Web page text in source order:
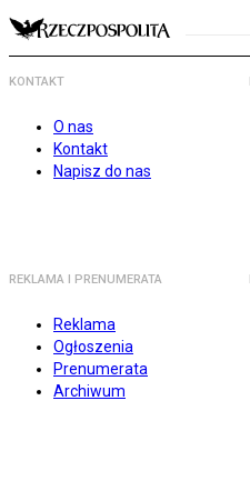
KONTAKT
O nas
Kontakt
Napisz do nas
REKLAMA I PRENUMERATA
Reklama
Ogłoszenia
Prenumerata
Archiwum